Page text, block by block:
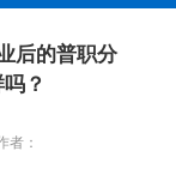
后的普职分
？
：